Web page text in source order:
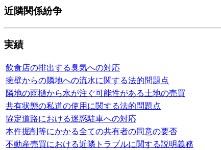
近隣関係紛争
実績
飲食店の排出する臭気への対応
擁壁からの隣地への流水に関する法的問題点
隣地の雨樋から水が注ぐ可能性がある土地の売買
共有状態の私道の使用に関する法的問題点
協定道路における迷惑駐車への対応
本件掘削等にかかる全ての共有者の同意の要否
不動産売買における近隣トラブルに関する説明義務